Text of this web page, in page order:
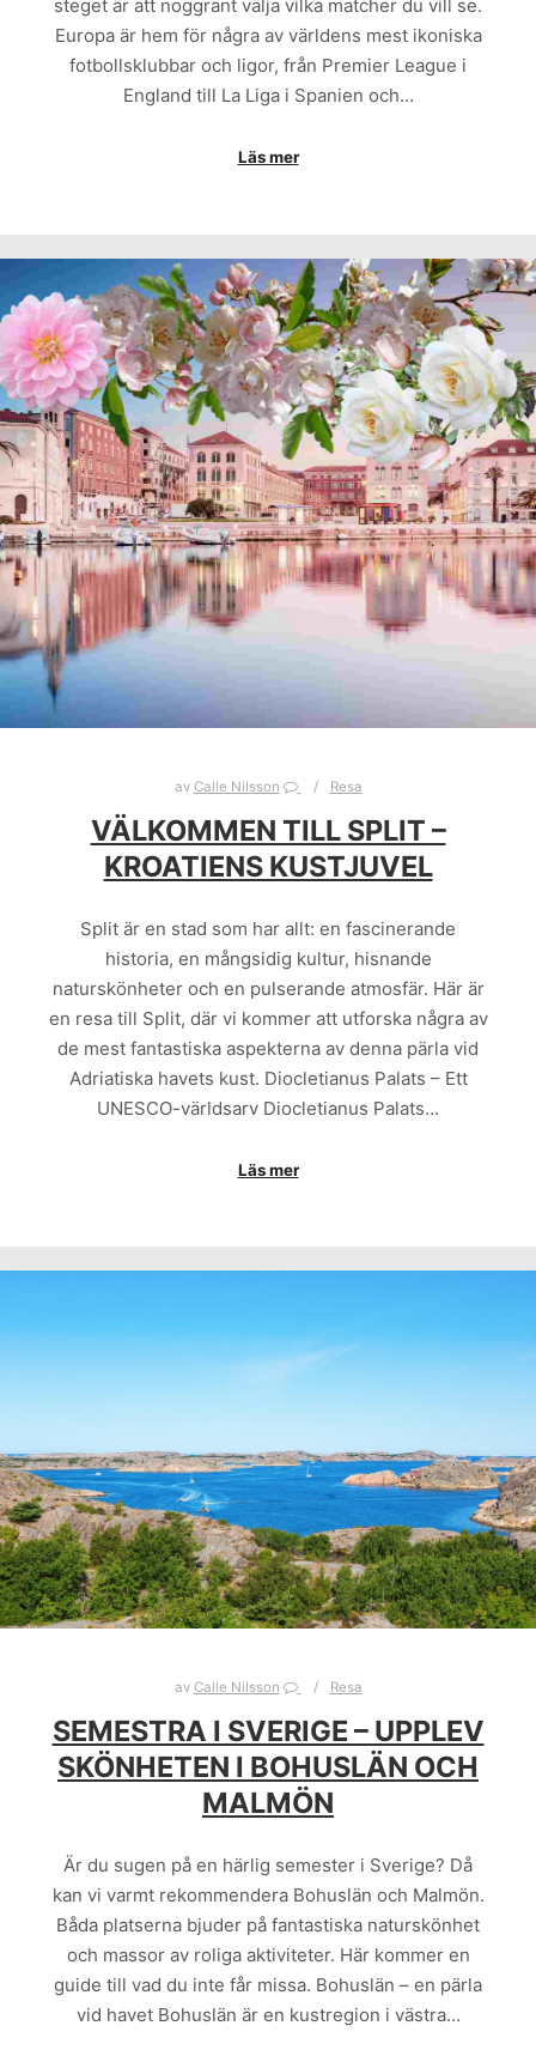
steget är att noggrant välja vilka matcher du vill se.
Europa är hem för några av världens mest ikoniska
fotbollsklubbar och ligor, från Premier League i
England till La Liga i Spanien och…
Läs mer
av Calle Nilsson Resa
VÄLKOMMEN TILL SPLIT –
KROATIENS KUSTJUVEL
Split är en stad som har allt: en fascinerande
historia, en mångsidig kultur, hisnande
naturskönheter och en pulserande atmosfär. Här är
en resa till Split, där vi kommer att utforska några av
de mest fantastiska aspekterna av denna pärla vid
Adriatiska havets kust. Diocletianus Palats – Ett
UNESCO-världsarv Diocletianus Palats…
Läs mer
av Calle Nilsson Resa
SEMESTRA I SVERIGE – UPPLEV
SKÖNHETEN I BOHUSLÄN OCH
MALMÖN
Är du sugen på en härlig semester i Sverige? Då
kan vi varmt rekommendera Bohuslän och Malmön.
Båda platserna bjuder på fantastiska naturskönhet
och massor av roliga aktiviteter. Här kommer en
guide till vad du inte får missa. Bohuslän – en pärla
vid havet Bohuslän är en kustregion i västra…